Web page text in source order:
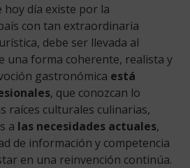
hoy día existe por la
con tan extraordinaria
debe ser llevada al
una forma coherente, realista y
gastronómica está
, que conozcan lo
raíces culturales culinarias,
a las necesidades actuales,
de información y competencia
en una reinvención continúa.